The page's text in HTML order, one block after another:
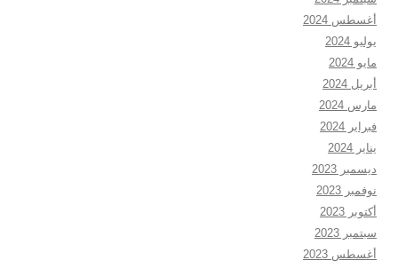
أغسطس 2024
يوليو 2024
مايو 2024
أبريل 2024
مارس 2024
فبراير 2024
يناير 2024
ديسمبر 2023
نوفمبر 2023
أكتوبر 2023
سبتمبر 2023
أغسطس 2023